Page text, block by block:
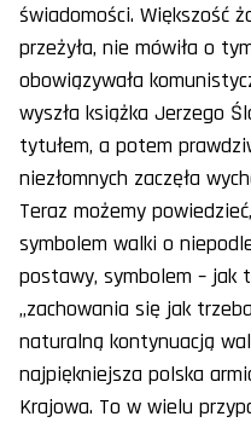
świadomości. Większość
przeżyła, nie mówiła o
obowiązywała
wyszła książka Jerzego
tytułem, a potem
niezłomnych zaczęła
Teraz możemy
symbolem walki o
postawy, symbolem – jak
„zachowania się jak
naturalną kontynuacją
najpiękniejsza polska
Krajowa. To w wielu